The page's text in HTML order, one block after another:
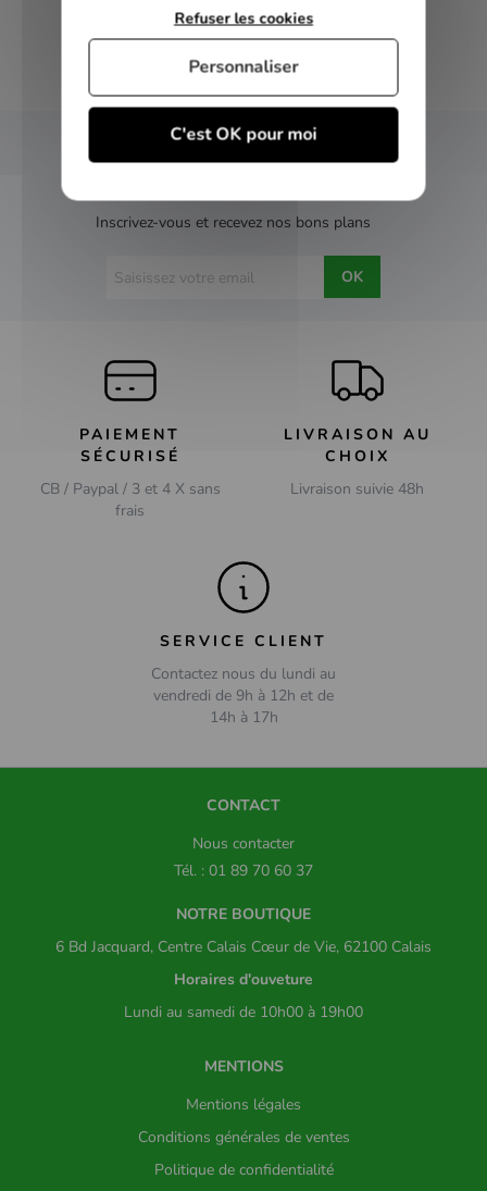
NEWSLETTER
Inscrivez-vous et recevez nos bons plans
OK
PAIEMENT
SÉCURISÉ
CB / Paypal / 3 et 4 X sans
frais
LIVRAISON AU
CHOIX
Livraison suivie 48h
SERVICE CLIENT
Contactez nous du lundi au
vendredi de 9h à 12h et de
14h à 17h
CONTACT
Nous contacter
Tél. : 01 89 70 60 37
NOTRE BOUTIQUE
6 Bd Jacquard, Centre Calais Cœur de Vie, 62100 Calais
Horaires d'ouveture
Lundi au samedi de 10h00 à 19h00
MENTIONS
Mentions légales
Conditions générales de ventes
Politique de confidentialité
C'est OK pour moi
Refuser les cookies
Personnaliser